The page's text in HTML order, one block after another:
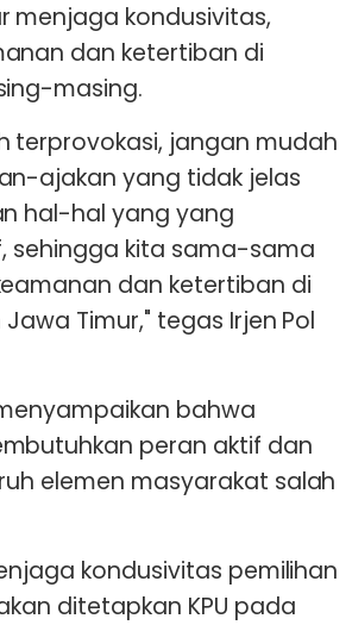
menjaga kondusivitas,
dan ketertiban di
masing.
terprovokasi, jangan mudah
ajakan yang tidak jelas
hal-hal yang yang
sehingga kita sama-sama
dan ketertiban di
Timur," tegas Irjen Pol
bahwa
peran aktif dan
elemen masyarakat salah
kondusivitas pemilihan
ditetapkan KPU pada